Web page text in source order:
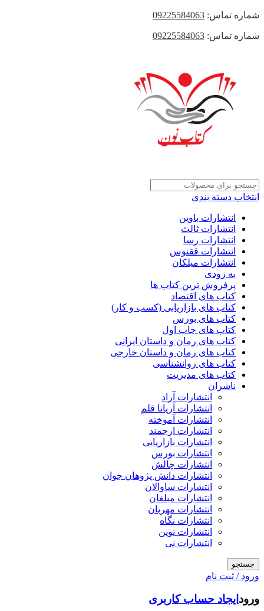
شماره تماس: 09225584063
شماره تماس: 09225584063
انتخاب دسته بندی
انتشارات باوین
انتشارات ثالث
انتشارات رسا
انتشارات ققنوس
انتشارات میلکان
به زودی
پرفروش ترین کتاب ها
کتاب های اقتصاد
کتاب های بازاریابی (کسب و کار)
کتاب های بورس
کتاب های چاپ اول
کتاب های رمان و داستان ایرانی
کتاب های رمان و داستان خارجی
کتاب های روانشناسی
کتاب های مدیریت
ناشران
انتشارات آراد
انتشارات آریانا قلم
انتشارات آموخته
انتشارات ارجمند
انتشارات بازاریابی
انتشارات بورس
انتشارات چالش
انتشارات دانش پژوهان جوان
انتشارات ساوالان
انتشارات مبلغان
انتشارات مهربان
انتشارات نگاه
انتشارات نوین
انتشارات نی
جستجو
ورود / ثبت نام
ورود ایجاد حساب کاربری